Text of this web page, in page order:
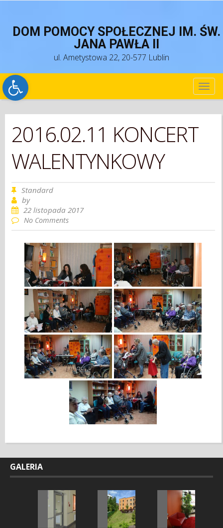
Open toolbar
DOM POMOCY SPOŁECZNEJ IM. ŚW.
JANA PAWŁA II
ul. Ametystowa 22, 20-577 Lublin
2016.02.11 KONCERT
WALENTYNKOWY
Standard
by
22 listopada 2017
No Comments
GALERIA